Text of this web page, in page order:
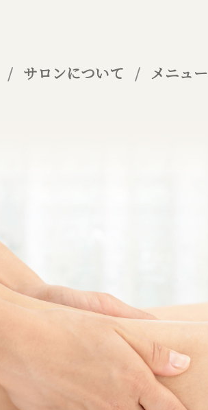
サロンについて メニュー